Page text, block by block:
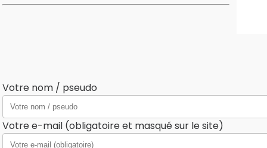
Votre nom / pseudo
Votre e-mail (obligatoire et masqué sur le site)